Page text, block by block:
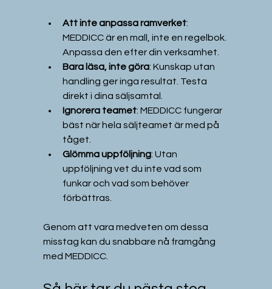
Att inte anpassa ramverket:
MEDDICC är en mall, inte en regelbok.
Anpassa den efter din verksamhet.
Bara läsa, inte göra: Kunskap utan
handling ger inga resultat. Testa
direkt i dina säljsamtal.
Ignorera teamet: MEDDICC fungerar
bäst när hela säljteamet är med på
tåget.
Glömma uppföljning: Utan
uppföljning vet du inte vad som
funkar och vad som behöver
förbättras.
Genom att vara medveten om dessa
misstag kan du snabbare nå framgång
med MEDDICC.